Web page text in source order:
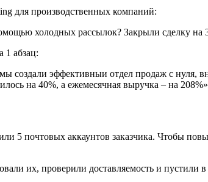
для производственных компаний:
1 абзац:
создали эффективныи отдел продаж с
на 40%, а ежемесячная выручка – на
5 почтовых аккаунтов заказчика. Чтобы
их, проверили доставляемость и пустили в